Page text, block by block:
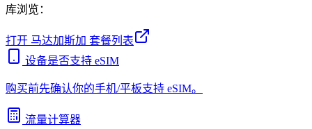
库浏览：
打开 马达加斯加 套餐列表
设备是否支持 eSIM
购买前先确认你的手机/平板支持 eSIM。
流量计算器